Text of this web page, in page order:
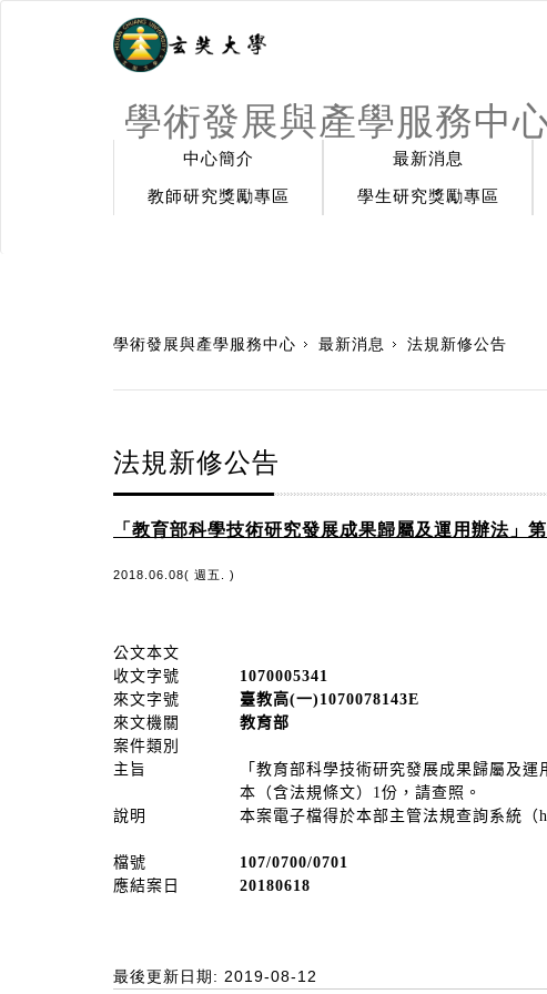
學術發展與產學服務中
中心簡介 最新消息
教師研究獎勵專區
學生研究獎勵專區
學術發展與產學服務中心 最新消息 法規新修公告
法規新修公告
「教育部科學技術研究發展成果歸屬及運用辦法」
2018.06.08( 週五. )
公文本文
收文字號
1070005341
來文字號
臺教高(一)1070078143E
來文機關
教育部
案件類別
主旨
「教育部科學技術研究發展成果歸屬及
本（含法規條文）1份，請查照。
說明
本案電子檔得於本部主管法規查詢系統（
檔號 107/0700/0701
應結案日
20180618
最後更新日期: 2019-08-12